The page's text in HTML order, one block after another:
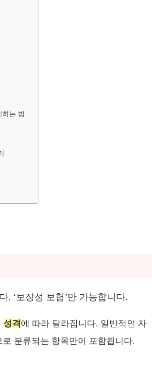
하는 법
. ‘보장성 보험’만 가능합니다.
성격 에 따라 달라집니다. 일반적인 자
로 분류되는 항목만이 포함됩니다.